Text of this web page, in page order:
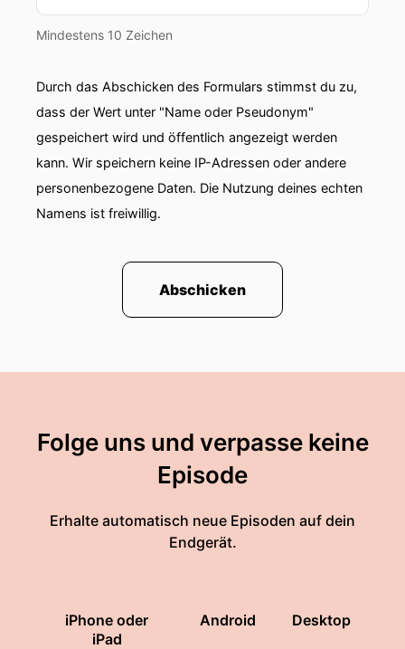
Mindestens 10 Zeichen
Durch das Abschicken des Formulars stimmst du zu,
dass der Wert unter "Name oder Pseudonym"
gespeichert wird und öffentlich angezeigt werden
kann. Wir speichern keine IP-Adressen oder andere
personenbezogene Daten. Die Nutzung deines echten
Namens ist freiwillig.
Abschicken
Folge uns und verpasse keine
Episode
Erhalte automatisch neue Episoden auf dein
Endgerät.
iPhone oder
iPad
Android Desktop